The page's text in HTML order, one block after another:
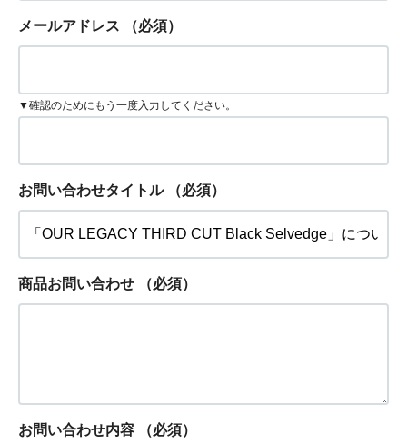
メールアドレス （必須）
▼確認のためにもう一度入力してください。
お問い合わせタイトル （必須）
商品お問い合わせ （必須）
お問い合わせ内容 （必須）